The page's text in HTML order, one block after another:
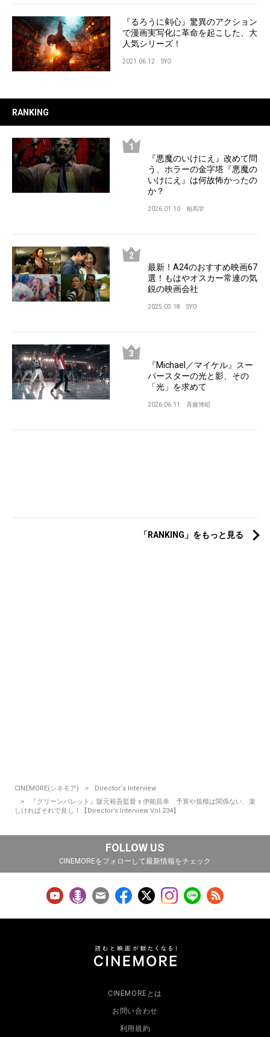
『るろうに剣心』驚異のアクション
で漫画実写化に革命を起こした、大
人気シリーズ！
2021.06.12 SYO
RANKING
『悪魔のいけにえ』改めて問
う、ホラーの金字塔『悪魔の
いけにえ』は何故怖かったの
か？
2026.01.10 相馬学
最新！A24のおすすめ映画67
選！もはやオスカー常連の気
鋭の映画会社
2025.03.18 SYO
『Michael／マイケル』スー
パースターの光と影、その
「光」を求めて
2026.06.11 斉藤博昭
「RANKING」をもっと見る
CINEMORE(シネモア)
Director‘s Interview
『グリーンバレット』阪元裕吾監督 x 伊能昌幸 予算や規模は関係ない、楽
しければそれで良し！【Director’s Interview Vol.234】
FOLLOW US
CINEMOREをフォローして最新情報をチェック
CINEMOREとは
お問い合わせ
利用規約